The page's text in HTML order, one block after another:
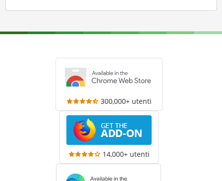
300,000+ utenti
14,000+ utenti